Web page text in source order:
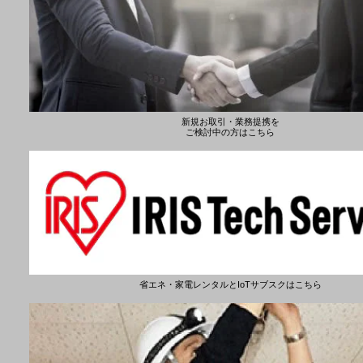
新規お取引・業務提携を
ご検討中の方はこちら
省エネ・家電レンタルとIoTサブスクはこちら